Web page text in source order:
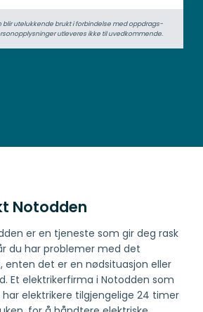
blir utelukkende brukt i forbindelse med oppdrags­
utleveres ikke til uvedkommende.
Notodden
er en tjeneste som gir deg rask
du har problemer med det
enten det er en nødsituasjon eller
Et elektrikerfirma i Notodden som
elektrikere tilgjengelige 24 timer